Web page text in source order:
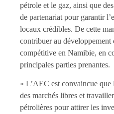
pétrole et le gaz, ainsi que
de partenariat pour garantir
locaux crédibles. De cette
contribuer au développement
compétitive en Namibie, en
principales parties prenantes.
« L’AEC est convaincue
des marchés libres et
pétrolières pour attirer les